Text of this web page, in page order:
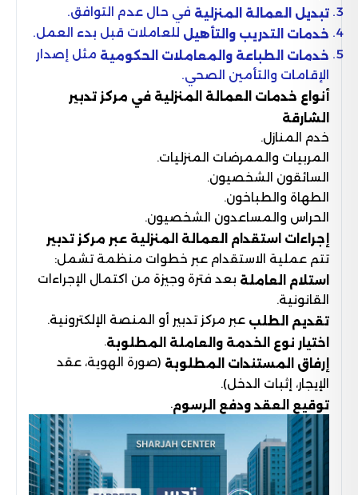
تبديل العمالة المنزلية في حال عدم التوافق.
خدمات التدريب والتأهيل للعاملات قبل بدء العمل.
خدمات الطباعة والمعاملات الحكومية مثل إصدار
الإقامات والتأمين الصحي.
أنواع خدمات العمالة المنزلية في مركز تدبير
الشارقة
خدم المنازل.
المربيات والممرضات المنزليات.
السائقون الشخصيون.
الطهاة والطباخون.
الحراس والمساعدون الشخصيون.
إجراءات استقدام العمالة المنزلية عبر مركز تدبير
تتم عملية الاستقدام عبر خطوات منظمة تشمل:
استلام العاملة بعد فترة وجيزة من اكتمال الإجراءات
القانونية.
تقديم الطلب عبر مركز تدبير أو المنصة الإلكترونية.
اختيار نوع الخدمة والعاملة المطلوبة.
إرفاق المستندات المطلوبة (صورة الهوية، عقد
الإيجار، إثبات الدخل).
توقيع العقد ودفع الرسوم.